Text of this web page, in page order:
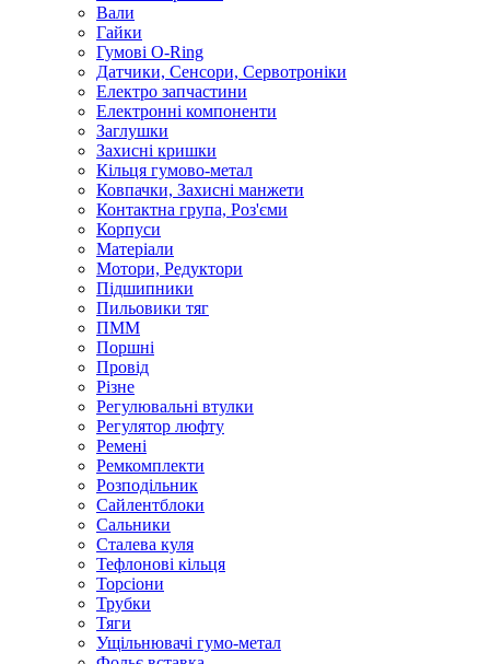
Вали
Гайки
Гумові O-Ring
Датчики, Сенсори, Сервотроніки
Електро запчастини
Електронні компоненти
Заглушки
Захисні кришки
Кільця гумово-метал
Ковпачки, Захисні манжети
Контактна група, Роз'єми
Корпуси
Матеріали
Мотори, Редуктори
Підшипники
Пильовики тяг
ПММ
Поршні
Провід
Різне
Регулювальні втулки
Регулятор люфту
Ремені
Ремкомплекти
Розподільник
Сайлентблоки
Сальники
Сталева куля
Тефлонові кільця
Торсіони
Трубки
Тяги
Ущільнювачі гумо-метал